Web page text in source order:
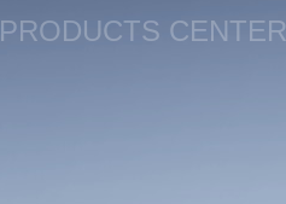
PRODUCTS CENTER